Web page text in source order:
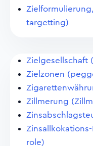
targetting)
Zielgesellschaft
Zielzonen
Zillmerung
role)